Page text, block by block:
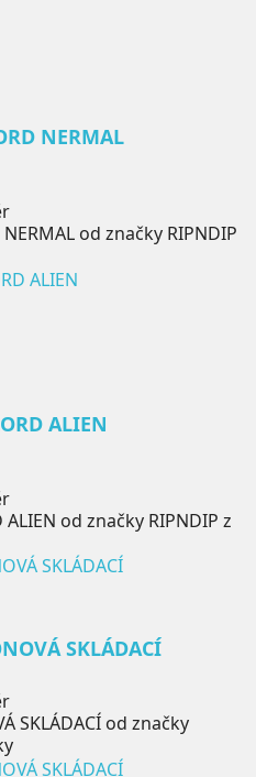
NERMAL
od značky RIPNDIP
ALIEN
ALIEN od značky RIPNDIP z
SKLÁDACÍ
SKLÁDACÍ od značky